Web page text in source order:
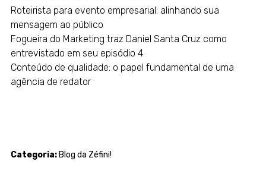
Roteirista para evento empresarial: alinhando sua
mensagem ao público
Fogueira do Marketing traz Daniel Santa Cruz como
entrevistado em seu episódio 4
Conteúdo de qualidade: o papel fundamental de uma
agência de redator
Categoria:Blog da Zéfini!